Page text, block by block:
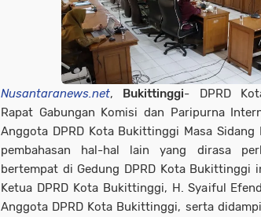
Nusantaranews.net, Bukittinggi- DPRD
Rapat Gabungan Komisi dan Paripurna
Anggota DPRD Kota Bukittinggi Masa
pembahasan hal-hal lain yang dirasa
bertempat di Gedung DPRD Kota Bukittinggi
Ketua DPRD Kota Bukittinggi, H. Syaiful
Anggota DPRD Kota Bukittinggi, serta